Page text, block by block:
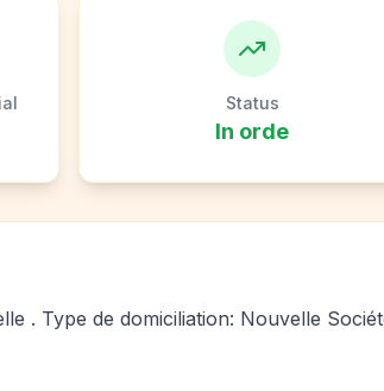
Status
In orde
. Type de domiciliation: Nouvelle